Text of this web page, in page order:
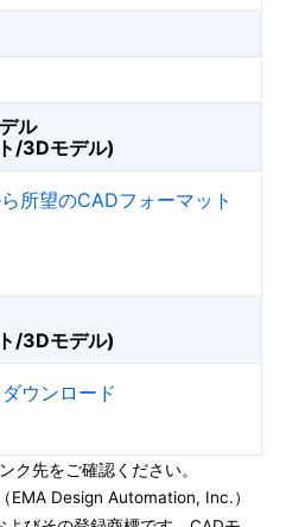
ル
/3Dモデル)
所望のCADフォーマット
/3Dモデル)
ウンロード
ク先をご確認ください。
EMA Design Automation, Inc.）